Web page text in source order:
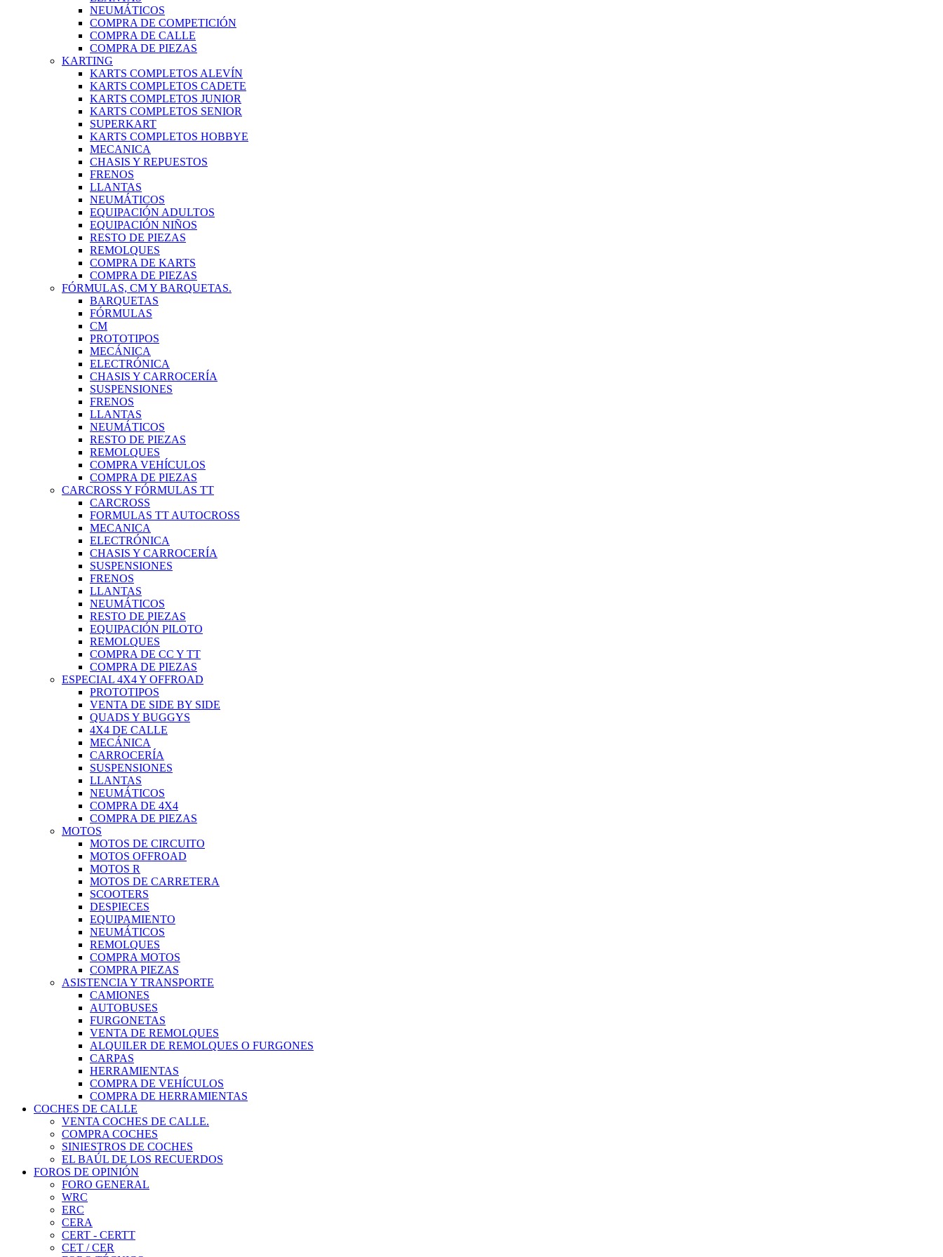
NEUMÁTICOS
COMPRA DE COMPETICIÓN
COMPRA DE CALLE
COMPRA DE PIEZAS
KARTING
KARTS COMPLETOS ALEVÍN
KARTS COMPLETOS CADETE
KARTS COMPLETOS JUNIOR
KARTS COMPLETOS SENIOR
SUPERKART
KARTS COMPLETOS HOBBYE
MECANICA
CHASIS Y REPUESTOS
FRENOS
LLANTAS
NEUMÁTICOS
EQUIPACIÓN ADULTOS
EQUIPACIÓN NIÑOS
RESTO DE PIEZAS
REMOLQUES
COMPRA DE KARTS
COMPRA DE PIEZAS
FÓRMULAS, CM Y BARQUETAS.
BARQUETAS
FÓRMULAS
CM
PROTOTIPOS
MECÁNICA
ELECTRÓNICA
CHASIS Y CARROCERÍA
SUSPENSIONES
FRENOS
LLANTAS
NEUMÁTICOS
RESTO DE PIEZAS
REMOLQUES
COMPRA VEHÍCULOS
COMPRA DE PIEZAS
CARCROSS Y FÓRMULAS TT
CARCROSS
FORMULAS TT AUTOCROSS
MECANICA
ELECTRÓNICA
CHASIS Y CARROCERÍA
SUSPENSIONES
FRENOS
LLANTAS
NEUMÁTICOS
RESTO DE PIEZAS
EQUIPACIÓN PILOTO
REMOLQUES
COMPRA DE CC Y TT
COMPRA DE PIEZAS
ESPECIAL 4X4 Y OFFROAD
PROTOTIPOS
VENTA DE SIDE BY SIDE
QUADS Y BUGGYS
4X4 DE CALLE
MECÁNICA
CARROCERÍA
SUSPENSIONES
LLANTAS
NEUMÁTICOS
COMPRA DE 4X4
COMPRA DE PIEZAS
MOTOS
MOTOS DE CIRCUITO
MOTOS OFFROAD
MOTOS R
MOTOS DE CARRETERA
SCOOTERS
DESPIECES
EQUIPAMIENTO
NEUMÁTICOS
REMOLQUES
COMPRA MOTOS
COMPRA PIEZAS
ASISTENCIA Y TRANSPORTE
CAMIONES
AUTOBUSES
FURGONETAS
VENTA DE REMOLQUES
ALQUILER DE REMOLQUES O FURGONES
CARPAS
HERRAMIENTAS
COMPRA DE VEHÍCULOS
COMPRA DE HERRAMIENTAS
COCHES DE CALLE
VENTA COCHES DE CALLE.
COMPRA COCHES
SINIESTROS DE COCHES
EL BAÚL DE LOS RECUERDOS
FOROS DE OPINIÓN
FORO GENERAL
WRC
ERC
CERA
CERT - CERTT
CET / CER